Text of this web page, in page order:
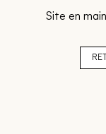
Site en